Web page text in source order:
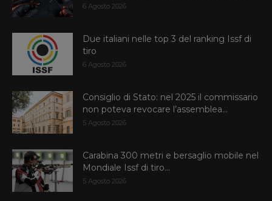
6 Agosto 2026
Due italiani nelle top 3 del ranking Issf di
tiro
6 Agosto 2026
Consiglio di Stato: nel 2025 il commissario
non poteva revocare l’assemblea...
5 Agosto 2026
Carabina 300 metri e bersaglio mobile nel
Mondiale Issf di tiro...
5 Agosto 2026